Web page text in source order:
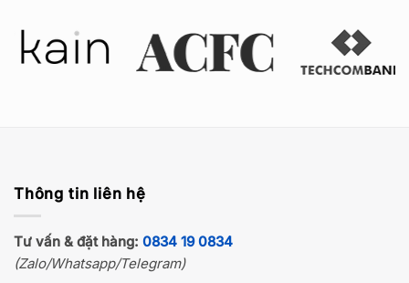
Thông tin liên hệ
Tư vấn & đặt hàng: 0834 19 0834
(Zalo/Whatsapp/Telegram)